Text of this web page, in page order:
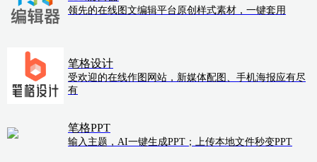
领先的在线图文编辑平台原创样式素材，一键套用
笔格设计
受欢迎的在线作图网站，新媒体配图、手机海报应有尽
有
笔格PPT
输入主题，AI一键生成PPT；上传本地文件秒变PPT